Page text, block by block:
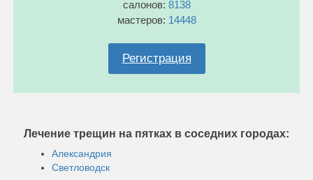
салонов: 8138
мастеров: 14448
Регистрация
Лечение трещин на пятках в соседних городах:
Александрия
Светловодск